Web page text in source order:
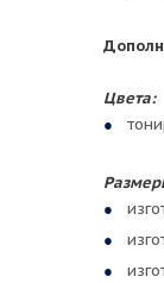
Цвета: